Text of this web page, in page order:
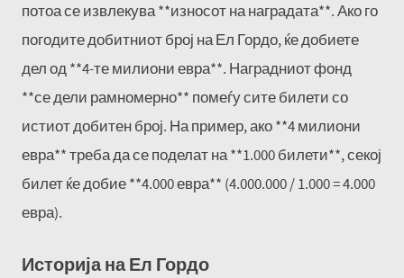
потоа се извлекува **износот на наградата**. Ако го
погодите добитниот број на Ел Гордо, ќе добиете
дел од **4-те милиони евра**. Наградниот фонд
**се дели рамномерно** помеѓу сите билети со
истиот добитен број. На пример, ако **4 милиони
евра** треба да се поделат на **1.000 билети**, секој
билет ќе добие **4.000 евра** (4.000.000 / 1.000 = 4.000
евра).
Историја на Ел Гордо